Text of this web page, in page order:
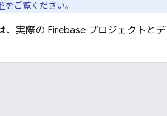
をご覧ください。
、実際の Firebase プロジェクトと